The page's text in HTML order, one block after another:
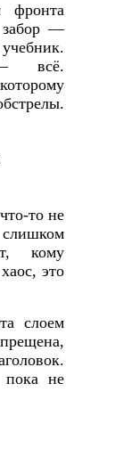
фронта
забор —
всё.
то не
кому
это
слоем
не